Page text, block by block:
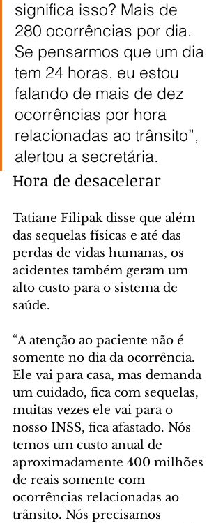
significa isso? Mais de
280 ocorrências por dia.
Se pensarmos que um dia
tem 24 horas, eu estou
falando de mais de dez
ocorrências por hora
relacionadas ao trânsito”,
alertou a secretária.
Hora de desacelerar
Tatiane Filipak disse que além
das sequelas físicas e até das
perdas de vidas humanas, os
acidentes também geram um
alto custo para o sistema de
saúde.
“A atenção ao paciente não é
somente no dia da ocorrência.
Ele vai para casa, mas demanda
um cuidado, fica com sequelas,
muitas vezes ele vai para o
nosso INSS, fica afastado. Nós
temos um custo anual de
aproximadamente 400 milhões
de reais somente com
ocorrências relacionadas ao
trânsito. Nós precisamos